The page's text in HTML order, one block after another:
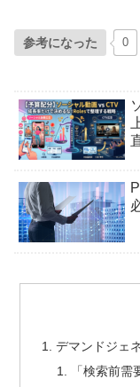
参考になった 0
デマンドジェ
「検索前